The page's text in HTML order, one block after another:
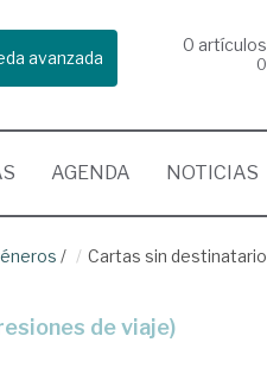
avanzada
0 artículos
0
AGENDA NOTICIAS
/ Cartas sin destinatario
de viaje)